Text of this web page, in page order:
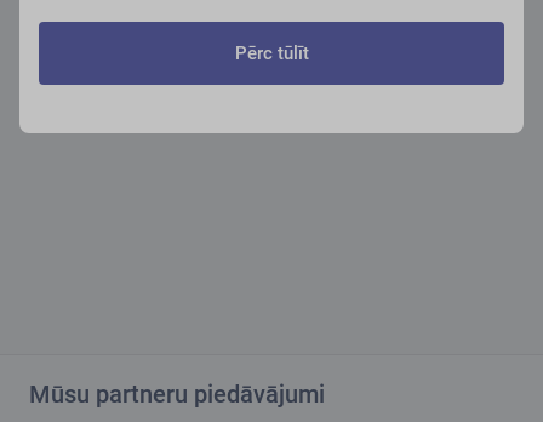
Mūsu partneru piedāvājumi
Pērc tūlīt